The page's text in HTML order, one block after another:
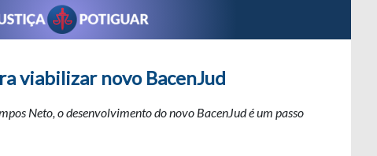
viabilizar novo BacenJud
Neto, o desenvolvimento do novo BacenJud é um passo